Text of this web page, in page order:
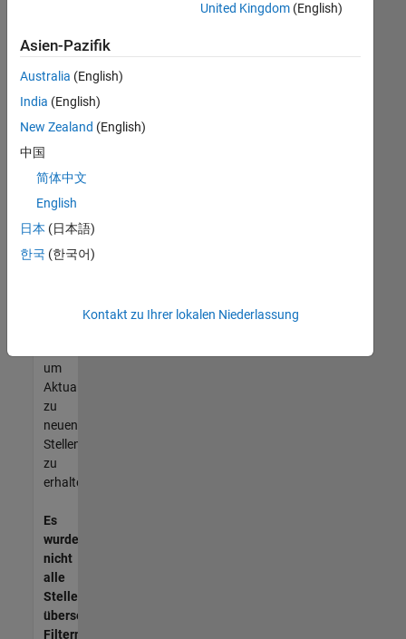
noch
keine
offenen
Stellen
können,
die
Ihren
entsprechen,
werden
unseres
um
Aktualisierungen
zu
neuen
Stellenangeboten
zu
erhalten.
Es
wurden
nicht
alle
Stellen
übersetzt.
Filtern
United Kingdom(English)
Asien-Pazifik
Australia (English)
India (English)
New Zealand (English)
中国
简体中文
English
日本 (日本語)
한국 (한국어)
Kontakt zu Ihrer lokalen Niederlassung